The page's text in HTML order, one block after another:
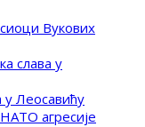
Вукових
слава у
Леосавићу
агресије